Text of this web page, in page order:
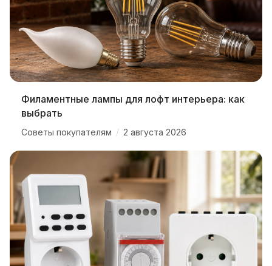
Филаментные лампы для лофт интерьера: как
выбрать
Советы покупателям / 2 августа 2026